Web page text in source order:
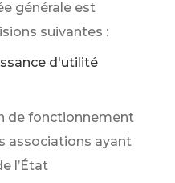
générale est
suivantes :
d'utilité
de fonctionnement
associations ayant
l’État